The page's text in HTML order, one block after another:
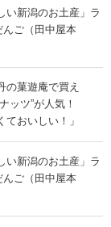
い新潟のお土産」ラ
ご（田中屋本
の菓遊庵で買え
ッツ”が人気！
ておいしい！」
い新潟のお土産」ラ
ご（田中屋本